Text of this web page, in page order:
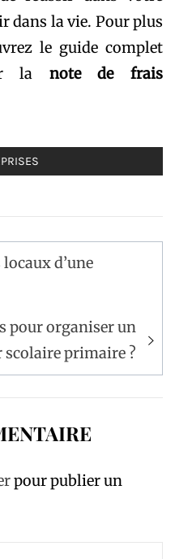
dans la vie. Pour plus
le guide complet
la note de frais
d’une
pour organiser un
scolaire primaire ?
pour publier un